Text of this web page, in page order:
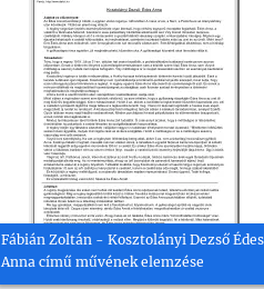
Fábián Zoltán - Kosztolányi Dezső Édes
Anna című művének elemzése